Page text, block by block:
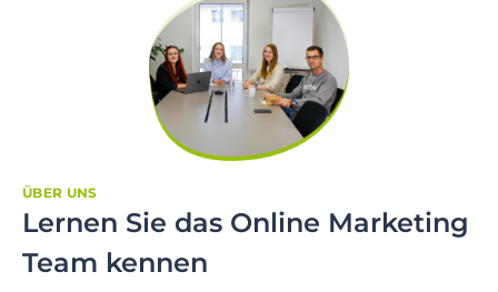
ÜBER UNS
Lernen Sie das Online Marketing
Team kennen